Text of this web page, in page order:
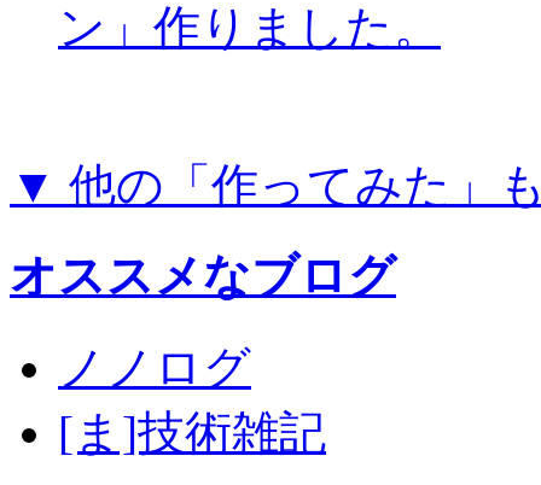
ン」作りました。
▼ 他の「作ってみた」
オススメなブログ
ノノログ
[ま]技術雑記